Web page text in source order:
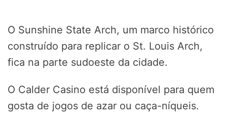
O Sunshine State Arch, um marco histórico
construído para replicar o St. Louis Arch,
fica na parte sudoeste da cidade.
O Calder Casino está disponível para quem
gosta de jogos de azar ou caça-níqueis.